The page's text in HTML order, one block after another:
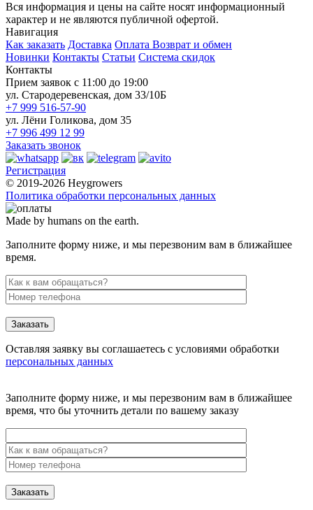
Вся информация и цены на сайте носят информационный
характер и не являются публичной офертой.
Навигация
Как заказать Доставка Оплата Возврат и обмен
Новинки Контакты Статьи Система скидок
Контакты
Прием заявок с 11:00 до 19:00
ул. Стародеревенская, дом 33/10Б
+7 999 516-57-90
ул. Лёни Голикова, дом 35
+7 996 499 12 99
Заказать звонок
Регистрация
© 2019-2026 Heygrowers
Политика обработки персональных данных
Made by humans on the earth.
Заполните форму ниже, и мы перезвоним вам в ближайшее
время.
Заказать
Оставляя заявку вы соглашаетесь с условиями обработки
персональных данных
Заполните форму ниже, и мы перезвоним вам в ближайшее
время, что бы уточнить детали по вашему заказу
Заказать